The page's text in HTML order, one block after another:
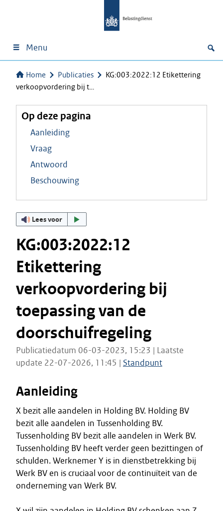
Menu
Home Publicaties
KG:003:2022:12 Etikettering
verkoopvordering bij t…
Op deze pagina
Aanleiding
Vraag
Antwoord
Beschouwing
Lees voor
KG:003:2022:12
Etikettering
verkoopvordering bij
toepassing van de
doorschuifregeling
Publicatiedatum 06-03-2023, 15:23 | Laatste
update 22-07-2026, 11:45 | Standpunt
Aanleiding
X bezit alle aandelen in Holding BV. Holding BV
bezit alle aandelen in Tussenholding BV.
Tussenholding BV bezit alle aandelen in Werk BV.
Tussenholding BV heeft verder geen bezittingen of
schulden. Werknemer Y is in dienstbetrekking bij
Werk BV en is cruciaal voor de continuïteit van de
onderneming van Werk BV.